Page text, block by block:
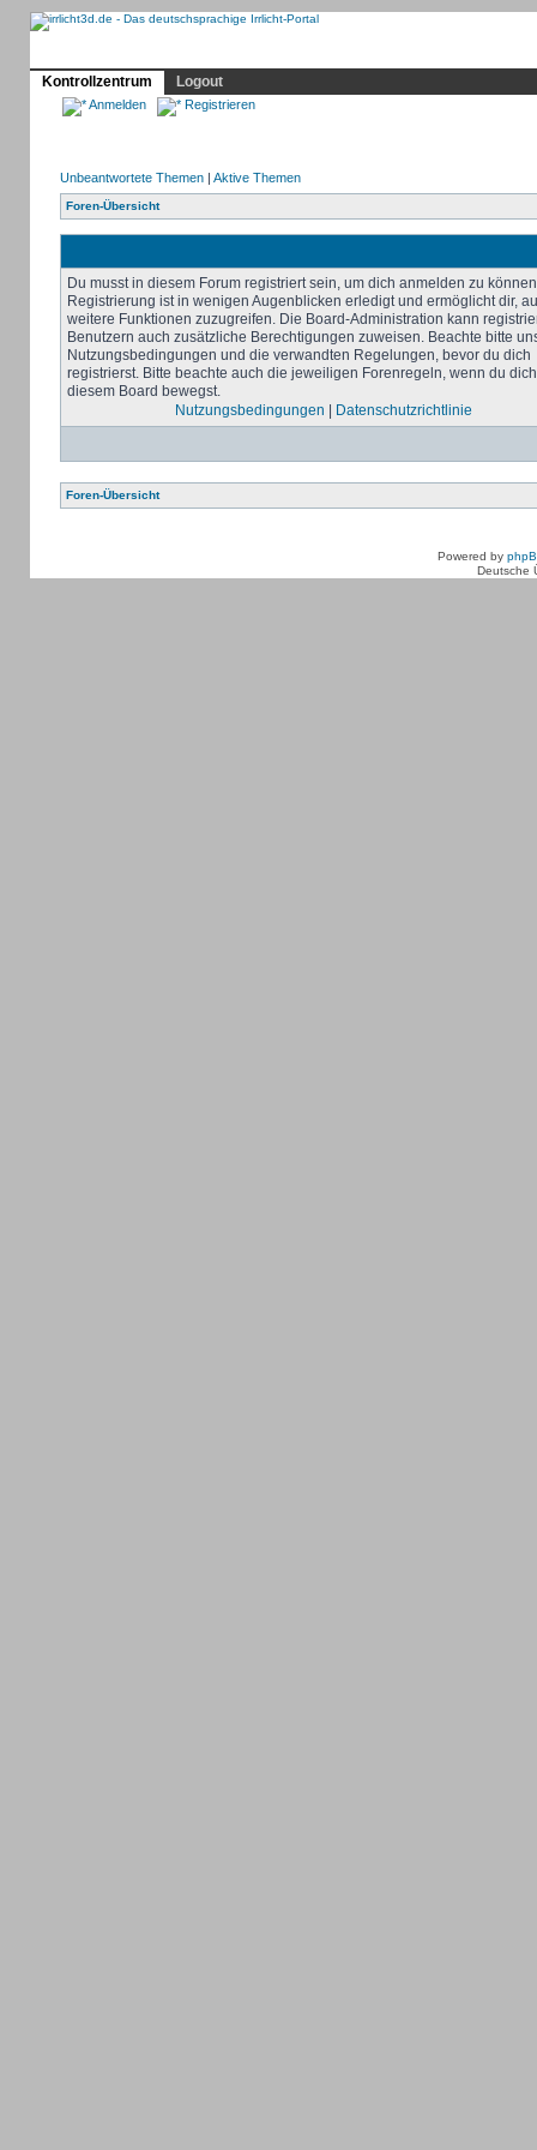
Kontrollzentrum
Logout
Anmelden Registrieren
Unbeantwortete Themen| Aktive Themen
Foren-Übersicht
Du musst in diesem Forum registriert sein, um dich anmelden zu
Registrierung ist in wenigen Augenblicken erledigt und ermöglicht dir,
weitere Funktionen zuzugreifen. Die Board-Administration kann
Benutzern auch zusätzliche Berechtigungen zuweisen. Beachte bitte
Nutzungsbedingungen und die verwandten Regelungen, bevor du dich
registrierst. Bitte beachte auch die jeweiligen Forenregeln, wenn du
diesem Board bewegst.
Nutzungsbedingungen
Datenschutzrichtlinie
Foren-Übersicht
Powered by
Deutsche